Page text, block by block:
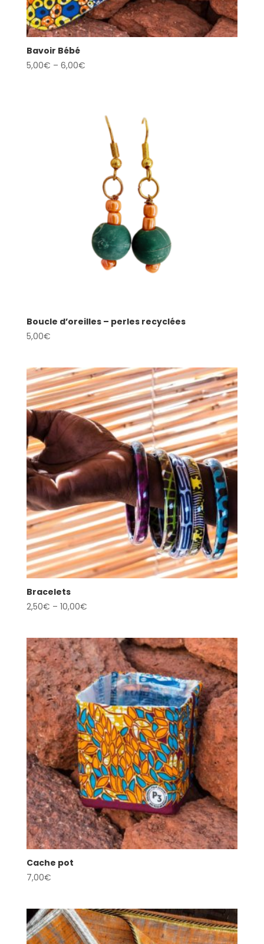
Bavoir Bébé
5,00€ – 6,00€
Boucle d’oreilles – perles recyclées
5,00€
Bracelets
2,50€ – 10,00€
Cache pot
7,00€